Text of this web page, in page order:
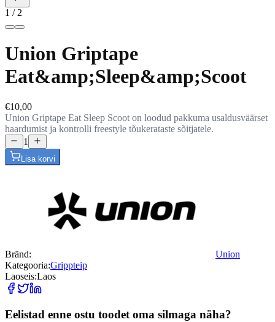
1 / 2
Union Griptape
Eat&amp;Sleep&amp;Scoot
€10,00
Union Griptape Eat Sleep Scoot on loodud pakkuma usaldusväärset
haardumist ja kontrolli freestyle tõukerataste sõitjatele.
1
Lisa korvi
Bränd:
Union
Kategooria:Grippteip
Laoseis:Laos
Eelistad enne ostu toodet oma silmaga näha?